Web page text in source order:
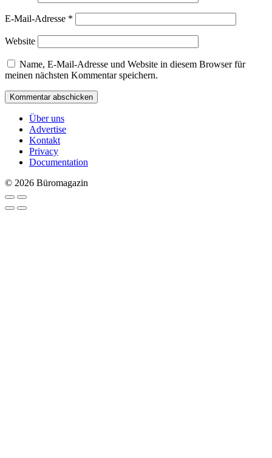
E-Mail-Adresse *
Website
Name, E-Mail-Adresse und Website in diesem Browser für
meinen nächsten Kommentar speichern.
Über uns
Advertise
Kontakt
Privacy
Documentation
© 2026 Büromagazin